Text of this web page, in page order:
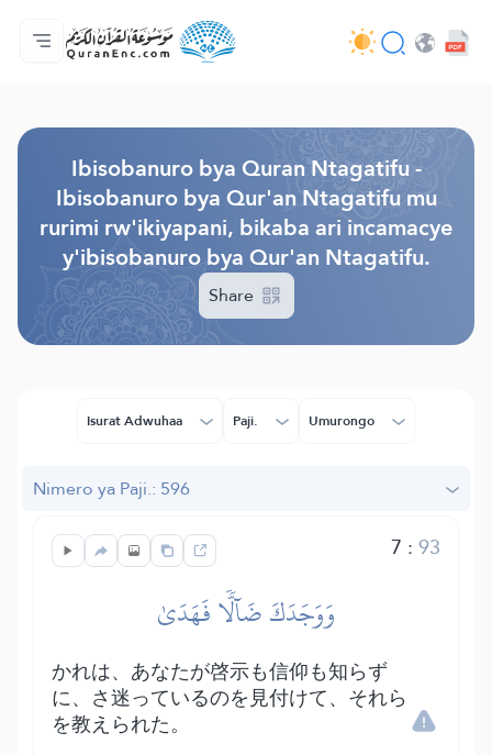
Ahabanza.
Ishakiro ry'ibisobanuro
Audio
Serivisi z'abakora amavugurura. - API
Ibijyanye n'umushinga.
Twandikire.
Ururimi.
Ibisobanuro bya Quran Ntagatifu -
Ibisobanuro bya Qur'an Ntagatifu mu
rurimi rw'ikiyapani, bikaba ari incamacye
y'ibisobanuro bya Qur'an Ntagatifu.
Share
Isurat Adwuhaa Paji. Umurongo
Nimero ya Paji.: 596
7 :93
وَوَجَدَكَ ضَآلّٗا فَهَدَىٰ
かれは、あなたが啓示も信仰も知らず
に、さ迷っているのを見付けて、それら
を教えられた。